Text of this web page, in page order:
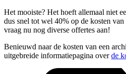
Het mooiste? Het hoeft allemaal niet
dus snel tot wel 40% op de kosten van
vraag nu nog diverse offertes aan!
Benieuwd naar de kosten van een
uitgebreide informatiepagina overde